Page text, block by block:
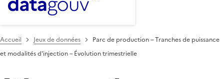
Accueil Jeux de données
Parc de production – Tranches de puissance
et modalités d'injection – Évolution trimestrielle